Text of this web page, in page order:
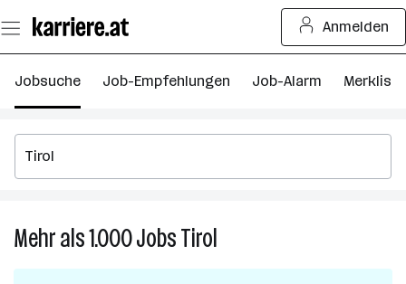
Seiteninhalt
springen
Anmelden
Jobsuche Job-Empfehlungen Job-Alarm Merkliste
Mehr als 1.000JobsTirol